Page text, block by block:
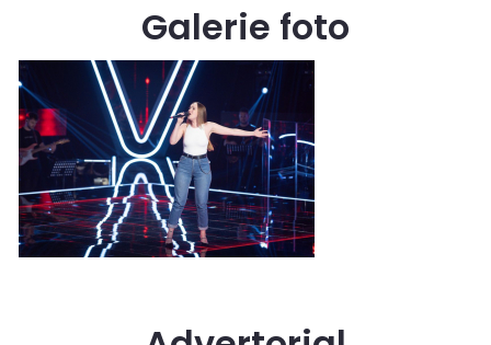
Galerie foto